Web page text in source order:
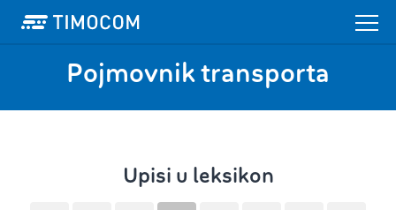
Pojmovnik transporta
Upisi u leksikon